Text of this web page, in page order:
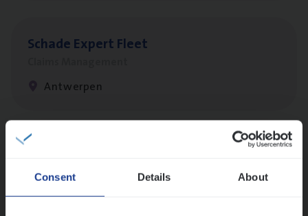
Consent Details About
Scha­de Expert Fleet
Antwerpen
People Management, Sales Management
Antwerpen